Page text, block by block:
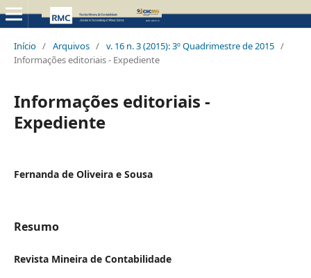
Início / Arquivos / v. 16 n. 3 (2015): 3º Quadrimestre de 2015 /
Informações editoriais - Expediente
Informações editoriais -
Expediente
Fernanda de Oliveira e Sousa
Resumo
Revista Mineira de Contabilidade